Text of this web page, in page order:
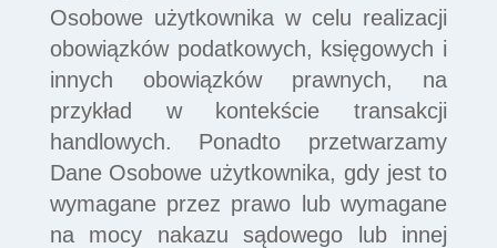
Osobowe użytkownika w celu realizacji
obowiązków podatkowych, księgowych i
innych obowiązków prawnych, na
przykład w kontekście transakcji
handlowych. Ponadto przetwarzamy
Dane Osobowe użytkownika, gdy jest to
wymagane przez prawo lub wymagane
na mocy nakazu sądowego lub innej